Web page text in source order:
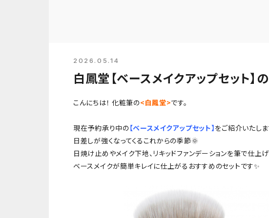
2026.05.14
白鳳堂【ベースメイクアップセット】
こんにちは！ 化粧筆の<白鳳堂>です。
現在予約承り中の【ベースメイクアップセット】をご紹介いたし
日差しが強くなってくるこれからの季節🌞
日焼け止めやメイク下地、リキッドファンデーションを筆で仕上
ベースメイクが簡単キレイに仕上がるおすすめのセットです✨